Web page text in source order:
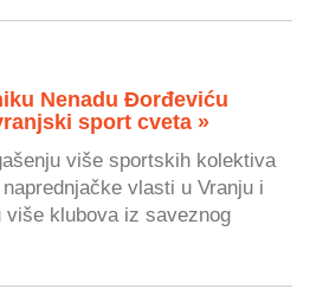
Nenadu Đorđeviću
sport cveta »
više sportskih kolektiva
vlasti u Vranju i
više klubova iz saveznog